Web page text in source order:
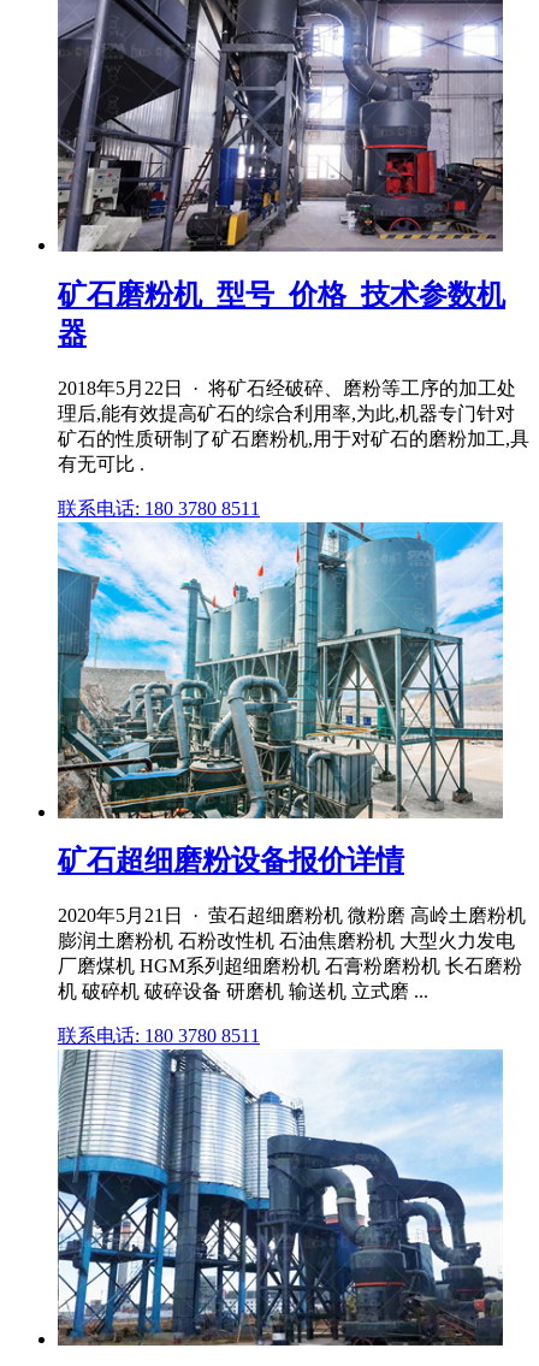
矿石磨粉机_型号_价格_技术参数机
器
2018年5月22日 · 将矿石经破碎、磨粉等工序的加工处
理后,能有效提高矿石的综合利用率,为此,机器专门针对
矿石的性质研制了矿石磨粉机,用于对矿石的磨粉加工,具
有无可比 .
联系电话: 180 3780 8511
矿石超细磨粉设备报价详情
2020年5月21日 · 萤石超细磨粉机 微粉磨 高岭土磨粉机
膨润土磨粉机 石粉改性机 石油焦磨粉机 大型火力发电
厂磨煤机 HGM系列超细磨粉机 石膏粉磨粉机 长石磨粉
机 破碎机 破碎设备 研磨机 输送机 立式磨 ...
联系电话: 180 3780 8511